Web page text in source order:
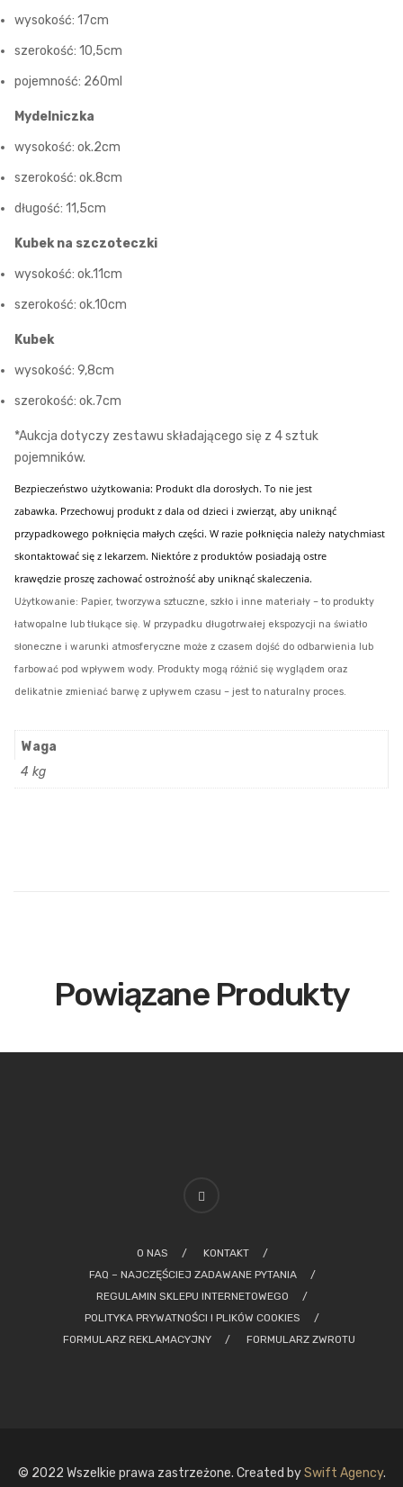
wysokość: 17cm
szerokość: 10,5cm
pojemność: 260ml
Mydelniczka
wysokość: ok.2cm
szerokość: ok.8cm
długość: 11,5cm
Kubek na szczoteczki
wysokość: ok.11cm
szerokość: ok.10cm
Kubek
wysokość: 9,8cm
szerokość: ok.7cm
*Aukcja dotyczy zestawu składającego się z 4 sztuk
pojemników.
Bezpieczeństwo użytkowania: Produkt dla dorosłych. To nie jest
zabawka. Przechowuj produkt z dala od dzieci i zwierząt, aby uniknąć
przypadkowego połknięcia małych części. W razie połknięcia należy natychmiast
skontaktować się z lekarzem. Niektóre z produktów posiadają ostre
krawędzie proszę zachować ostrożność aby uniknąć skaleczenia.
Użytkowanie: Papier, tworzywa sztuczne, szkło i inne materiały – to produkty
łatwopalne lub tłukące się. W przypadku długotrwałej ekspozycji na światło
słoneczne i warunki atmosferyczne może z czasem dojść do odbarwienia lub
farbować pod wpływem wody. Produkty mogą różnić się wyglądem oraz
delikatnie zmieniać barwę z upływem czasu – jest to naturalny proces.
Waga
4 kg
Powiązane Produkty
O NAS
KONTAKT
FAQ – NAJCZĘŚCIEJ ZADAWANE PYTANIA
REGULAMIN SKLEPU INTERNETOWEGO
POLITYKA PRYWATNOŚCI I PLIKÓW COOKIES
FORMULARZ REKLAMACYJNY
FORMULARZ ZWROTU
© 2022 Wszelkie prawa zastrzeżone. Created bySwift Agency.